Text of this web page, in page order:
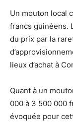
Un mouton local
francs guinéens.
du prix par la
lieux d’achat à
Quant à un
000 à 3 500 000
évoquée pour